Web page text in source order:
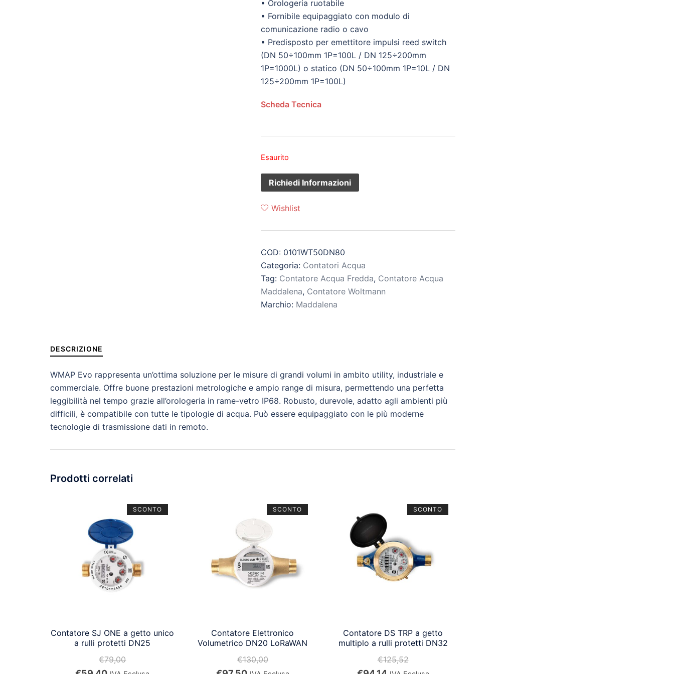
• Orologeria ruotabile
• Fornibile equipaggiato con modulo di
comunicazione radio o cavo
• Predisposto per emettitore impulsi reed switch
(DN 50÷100mm 1P=100L / DN 125÷200mm
1P=1000L) o statico (DN 50÷100mm 1P=10L / DN
125÷200mm 1P=100L)
Scheda Tecnica
Esaurito
Wishlist
COD: 0101WT50DN80
Categoria: Contatori Acqua
Tag: Contatore Acqua Fredda, Contatore Acqua
Maddalena, Contatore Woltmann
Marchio: Maddalena
DESCRIZIONE
WMAP Evo rappresenta un’ottima soluzione per le misure di grandi volumi in ambito utility, industriale e
commerciale. Offre buone prestazioni metrologiche e ampio range di misura, permettendo una perfetta
leggibilità nel tempo grazie all’orologeria in rame-vetro IP68. Robusto, durevole, adatto agli ambienti più
difficili, è compatibile con tutte le tipologie di acqua. Può essere equipaggiato con le più moderne
tecnologie di trasmissione dati in remoto.
Prodotti correlati
SCONTO
Contatore SJ ONE a getto unico
a rulli protetti DN25
€79,00
SCONTO
Contatore Elettronico
Volumetrico DN20 LoRaWAN
€130,00
SCONTO
Contatore DS TRP a getto
multiplo a rulli protetti DN32
€125,52